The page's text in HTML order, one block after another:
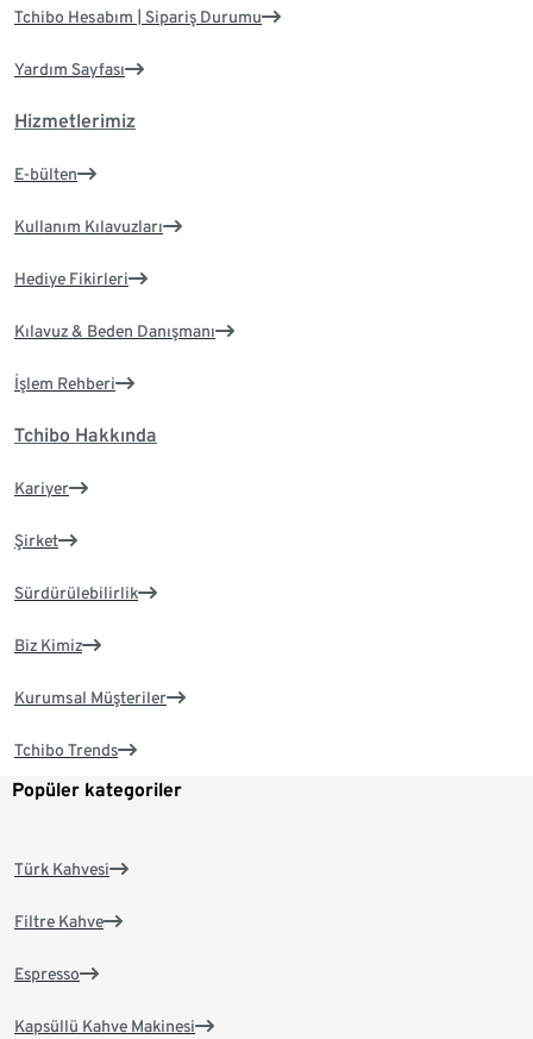
Tchibo Hesabım | Sipariş Durumu
Yardım Sayfası
Hizmetlerimiz
E-bülten
Kullanım Kılavuzları
Hediye Fikirleri
Kılavuz & Beden Danışmanı
İşlem Rehberi
Tchibo Hakkında
Kariyer
Şirket
Sürdürülebilirlik
Biz Kimiz
Kurumsal Müşteriler
Tchibo Trends
Popüler kategoriler
Türk Kahvesi
Filtre Kahve
Espresso
Kapsüllü Kahve Makinesi